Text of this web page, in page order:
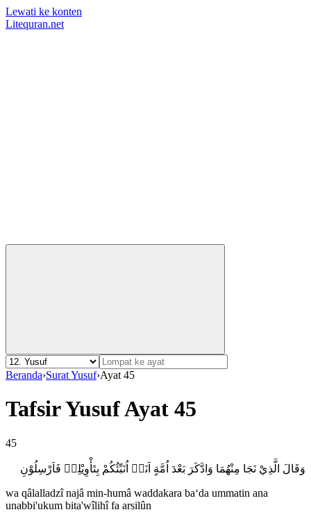
Lewati ke konten
Litequran.net
Beranda›Surat Yusuf›Ayat 45
Tafsir Yusuf Ayat 45
45
وَقَالَ الَّذِيْ نَجَا مِنْهُمَا وَادَّكَرَ بَعْدَ اُمَّةٍ اَنَا۠ اُنَبِّئُكُمْ بِتَأْوِيْلِهٖ فَاَرْسِلُوْنِ
wa qâlalladzî najâ min-humâ waddakara ba‘da ummatin ana
unabbi'ukum bita'wîlihî fa arsilûn